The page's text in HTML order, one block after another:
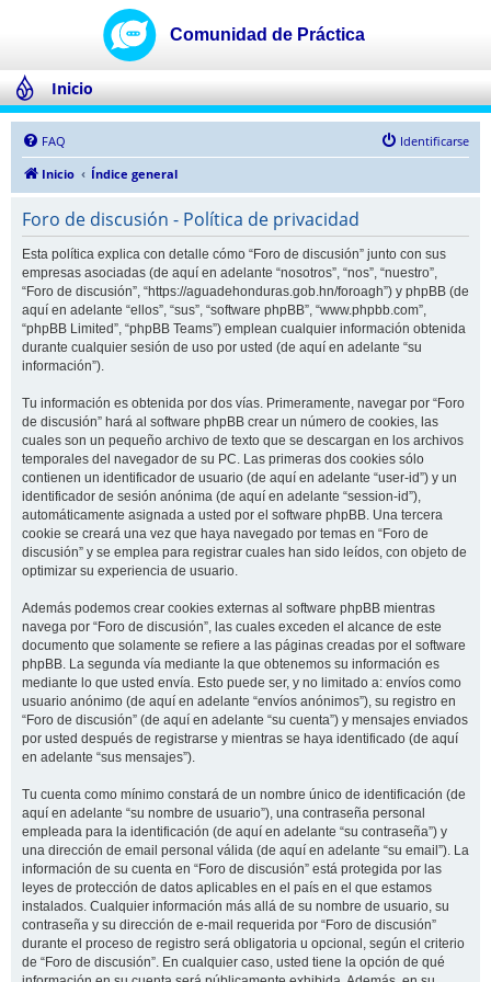
Inicio
FAQ
Identificarse
Inicio
Índice general
Foro de discusión - Política de privacidad
Esta política explica con detalle cómo “Foro de discusión” junto con sus
empresas asociadas (de aquí en adelante “nosotros”, “nos”, “nuestro”,
“Foro de discusión”, “https://aguadehonduras.gob.hn/foroagh”) y phpBB (de
aquí en adelante “ellos”, “sus”, “software phpBB”, “www.phpbb.com”,
“phpBB Limited”, “phpBB Teams”) emplean cualquier información obtenida
durante cualquier sesión de uso por usted (de aquí en adelante “su
información”).
Tu información es obtenida por dos vías. Primeramente, navegar por “Foro
de discusión” hará al software phpBB crear un número de cookies, las
cuales son un pequeño archivo de texto que se descargan en los archivos
temporales del navegador de su PC. Las primeras dos cookies sólo
contienen un identificador de usuario (de aquí en adelante “user-id”) y un
identificador de sesión anónima (de aquí en adelante “session-id”),
automáticamente asignada a usted por el software phpBB. Una tercera
cookie se creará una vez que haya navegado por temas en “Foro de
discusión” y se emplea para registrar cuales han sido leídos, con objeto de
optimizar su experiencia de usuario.
Además podemos crear cookies externas al software phpBB mientras
navega por “Foro de discusión”, las cuales exceden el alcance de este
documento que solamente se refiere a las páginas creadas por el software
phpBB. La segunda vía mediante la que obtenemos su información es
mediante lo que usted envía. Esto puede ser, y no limitado a: envíos como
usuario anónimo (de aquí en adelante “envíos anónimos”), su registro en
“Foro de discusión” (de aquí en adelante “su cuenta”) y mensajes enviados
por usted después de registrarse y mientras se haya identificado (de aquí
en adelante “sus mensajes”).
Tu cuenta como mínimo constará de un nombre único de identificación (de
aquí en adelante “su nombre de usuario”), una contraseña personal
empleada para la identificación (de aquí en adelante “su contraseña”) y
una dirección de email personal válida (de aquí en adelante “su email”). La
información de su cuenta en “Foro de discusión” está protegida por las
leyes de protección de datos aplicables en el país en el que estamos
instalados. Cualquier información más allá de su nombre de usuario, su
contraseña y su dirección de e-mail requerida por “Foro de discusión”
durante el proceso de registro será obligatoria u opcional, según el criterio
de “Foro de discusión”. En cualquier caso, usted tiene la opción de qué